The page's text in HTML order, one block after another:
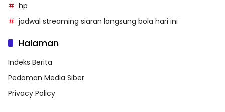
hp
jadwal streaming siaran langsung bola hari ini
Halaman
Indeks Berita
Pedoman Media Siber
Privacy Policy